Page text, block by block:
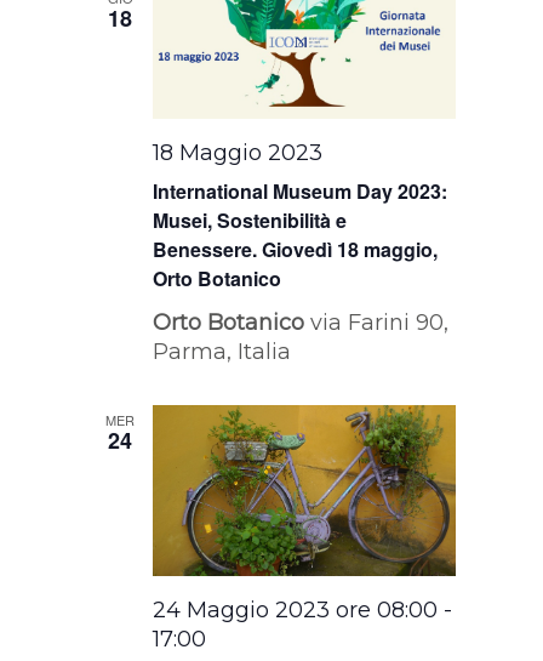
18
International Museum Day 2023:
Musei, Sostenibilità e
Benessere. Giovedì 18 maggio,
Orto Botanico
18 Maggio 2023
Orto Botanicovia Farini 90,
Parma, Italia
MER
24
24 Maggio 2023 ore 08:00 -
17:00